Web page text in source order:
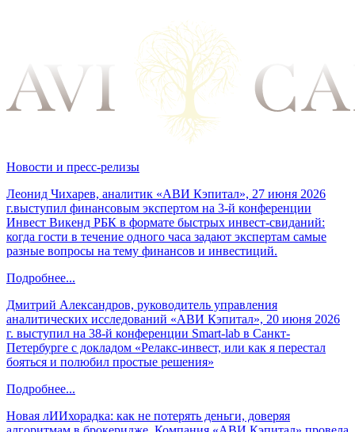
Новости и пресс-релизы
Леонид Чихарев, аналитик «АВИ Кэпитал», 27 июня 2026
г.выступил финансовым экспертом на 3-й конференции
Инвест Викенд РБК в формате быстрых инвест-свиданий:
когда гости в течение одного часа задают экспертам самые
разные вопросы на тему финансов и инвестиций.
Подробнее...
Дмитрий Александров, руководитель управления
аналитических исследований «АВИ Кэпитал», 20 июня 2026
г. выступил на 38-й конференции Smart-lab в Санкт-
Петербурге с докладом «Релакс-инвест, или как я перестал
бояться и полюбил простые решения»
Подробнее...
Новая лИИхорадка: как не потерять деньги, доверяя